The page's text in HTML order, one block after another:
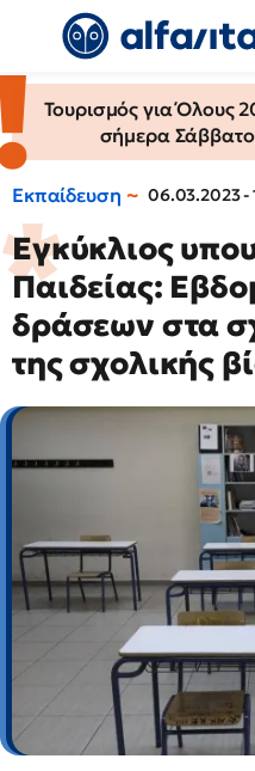
Τουρισμός για Όλους
σήμερα
Εκπαίδευση 06.03.2023 -
Εγκύκλιος
Παιδείας:
δράσεων στα
της σχολικής